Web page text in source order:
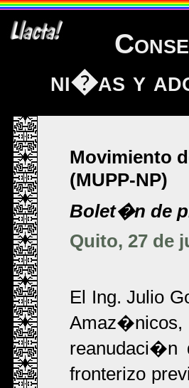
ni�as y
Movimiento
(MUPP-NP)
Bolet�n de
Quito, 27 de
El Ing. Julio
Amaz�nicos,
reanudaci�n
fronterizo